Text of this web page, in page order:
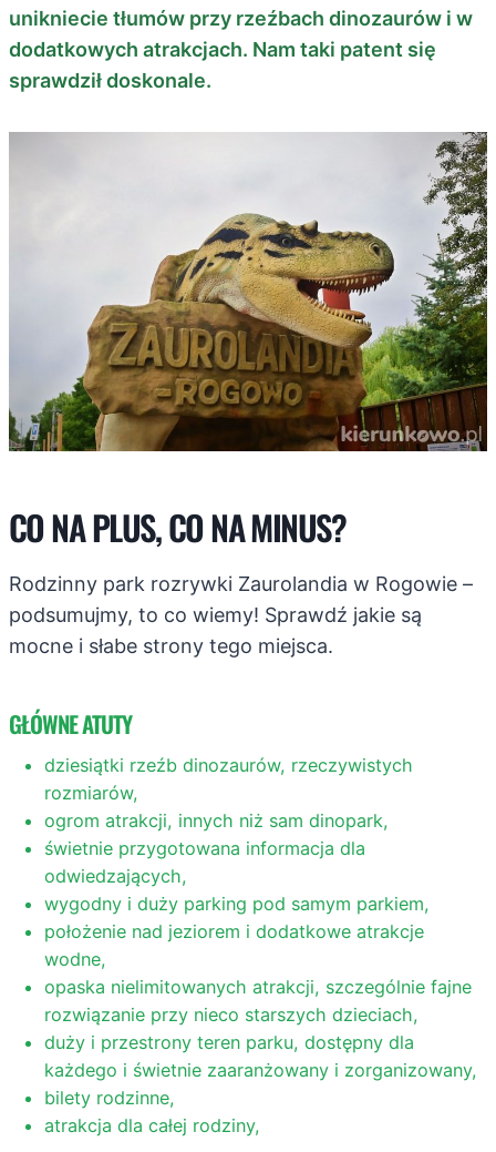
unikniecie tłumów przy rzeźbach dinozaurów i w
dodatkowych atrakcjach. Nam taki patent się
sprawdził doskonale.
CO NA PLUS, CO NA MINUS?
Rodzinny park rozrywki Zaurolandia w Rogowie –
podsumujmy, to co wiemy! Sprawdź jakie są
mocne i słabe strony tego miejsca.
GŁÓWNE ATUTY
dziesiątki rzeźb dinozaurów, rzeczywistych
rozmiarów,
ogrom atrakcji, innych niż sam dinopark,
świetnie przygotowana informacja dla
odwiedzających,
wygodny i duży parking pod samym parkiem,
położenie nad jeziorem i dodatkowe atrakcje
wodne,
opaska nielimitowanych atrakcji, szczególnie fajne
rozwiązanie przy nieco starszych dzieciach,
duży i przestrony teren parku, dostępny dla
każdego i świetnie zaaranżowany i zorganizowany,
bilety rodzinne,
atrakcja dla całej rodziny,